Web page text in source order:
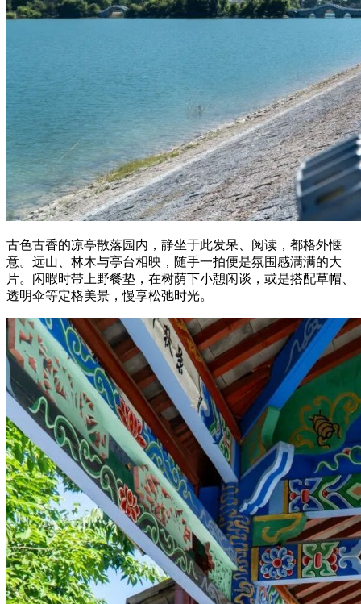
古色古香的凉亭散落园内，静坐于此发呆、阅读，都格外惬
意。远山、林木与亭台相映，随手一拍便是氛围感满满的大
片。闲暇时带上野餐垫，在树荫下小憩闲谈，或是搭配草帽、
透明伞等定格美景，慢享松弛时光。